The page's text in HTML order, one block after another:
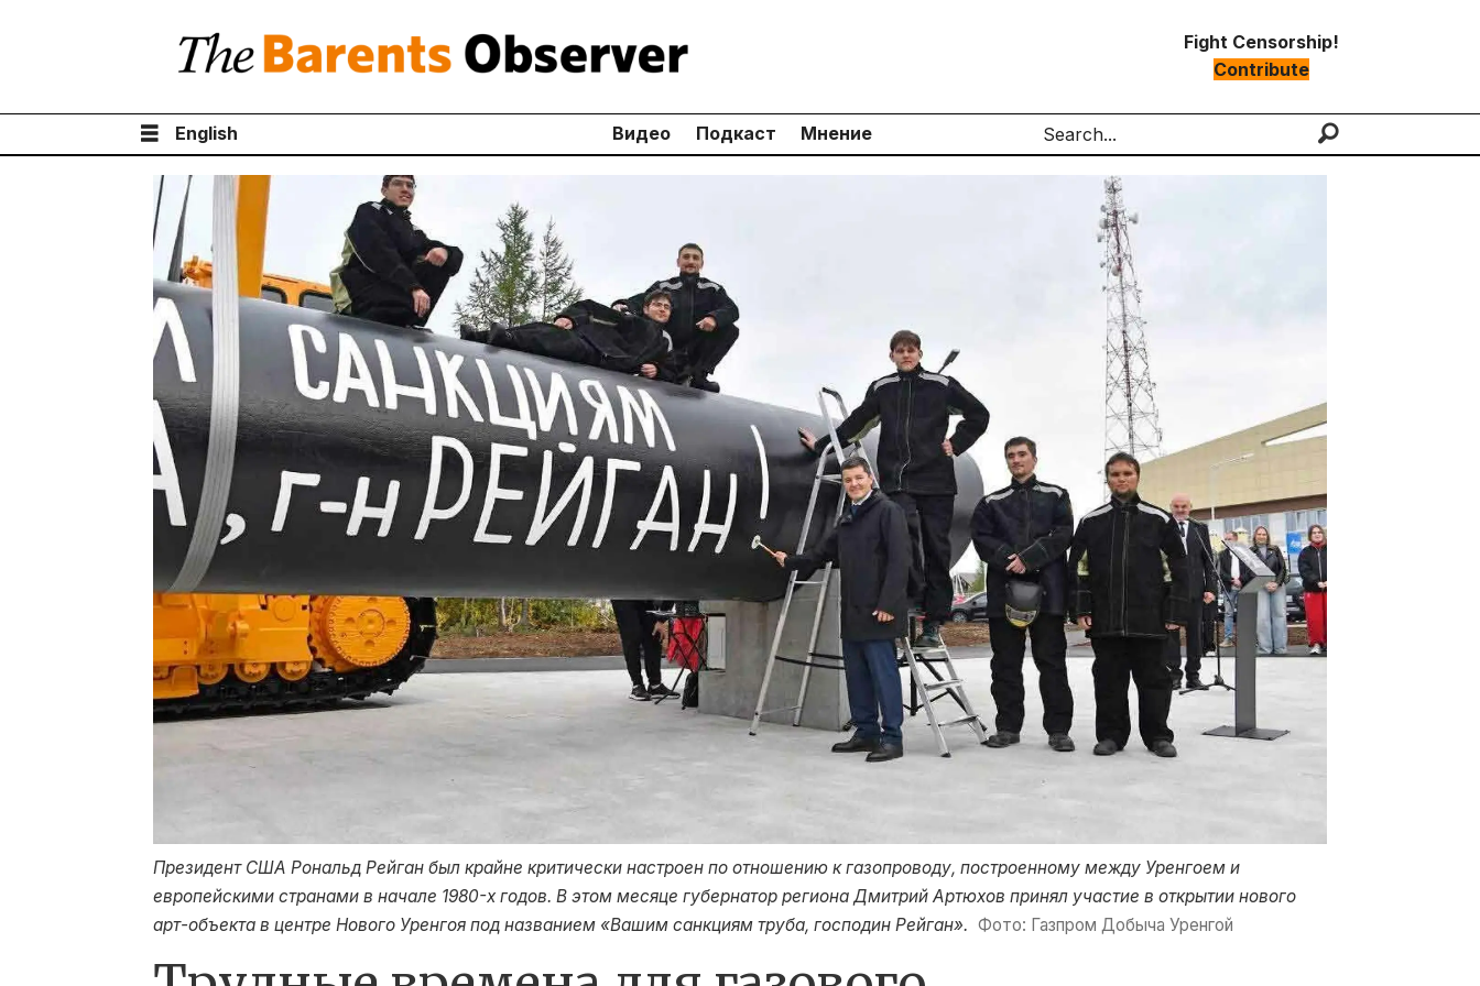
Fight Censorship!
Contribute
English Видео Подкаст Мнение
Search
Президент США Рональд Рейган был крайне критически настроен по отношению к газопроводу, построенному между Уренгоем и
европейскими странами в начале 1980-х годов. В этом месяце губернатор региона Дмитрий Артюхов принял участие в открытии нового
арт-объекта в центре Нового Уренгоя под названием «Вашим санкциям труба, господин Рейган». Фото: Газпром Добыча Уренгой